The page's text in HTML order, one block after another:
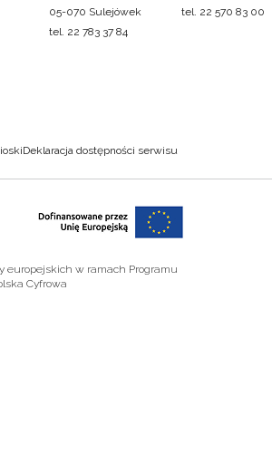
05-070 Sulejówek
tel. 22 783 37 84
tel. 22 570 83 00
Deklaracja dostępności serwisu
europejskich w ramach Programu
Cyfrowa